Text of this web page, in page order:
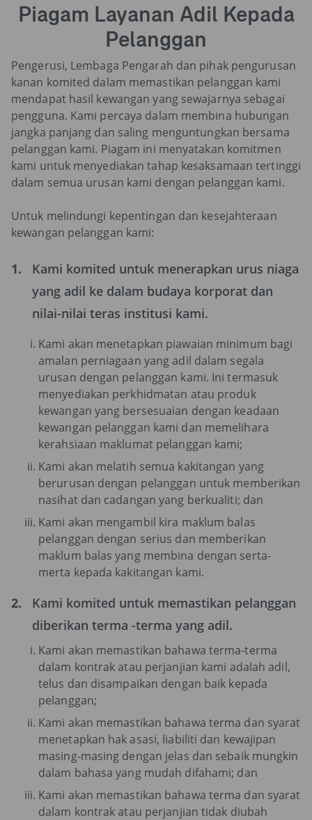
Piagam Layanan Adil Kepada
Pelanggan
Pengerusi, Lembaga Pengarah dan pihak pengurusan
kanan komited dalam memastikan pelanggan kami
mendapat hasil kewangan yang sewajarnya sebagai
pengguna. Kami percaya dalam membina hubungan
jangka panjang dan saling menguntungkan bersama
pelanggan kami. Piagam ini menyatakan komitmen
kami untuk menyediakan tahap kesaksamaan tertinggi
dalam semua urusan kami dengan pelanggan kami.
Untuk melindungi kepentingan dan kesejahteraan
kewangan pelanggan kami:
1.
Kami komited untuk menerapkan urus niaga
yang adil ke dalam budaya korporat dan
nilai-nilai teras institusi kami.
Kami akan menetapkan piawaian minimum bagi
amalan perniagaan yang adil dalam segala
urusan dengan pelanggan kami. Ini termasuk
menyediakan perkhidmatan atau produk
kewangan yang bersesuaian dengan keadaan
kewangan pelanggan kami dan memelihara
kerahsiaan maklumat pelanggan kami;
Kami akan melatih semua kakitangan yang
berurusan dengan pelanggan untuk memberikan
nasihat dan cadangan yang berkualiti; dan
Kami akan mengambil kira maklum balas
pelanggan dengan serius dan memberikan
maklum balas yang membina dengan serta-
merta kepada kakitangan kami.
2.
Kami komited untuk memastikan pelanggan
diberikan terma -terma yang adil.
Kami akan memastikan bahawa terma-terma
dalam kontrak atau perjanjian kami adalah adil,
telus dan disampaikan dengan baik kepada
pelanggan;
Kami akan memastikan bahawa terma dan syarat
menetapkan hak asasi, liabiliti dan kewajipan
masing-masing dengan jelas dan sebaik mungkin
dalam bahasa yang mudah difahami; dan
Kami akan memastikan bahawa terma dan syarat
dalam kontrak atau perjanjian tidak diubah